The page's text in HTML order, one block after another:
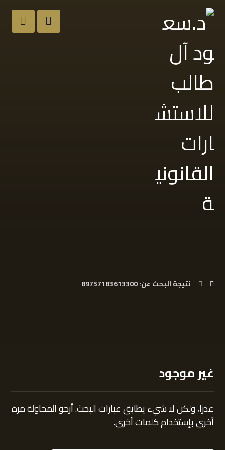
نتيجة البحث عن: 89757183613300
غير موجود
عذرا، ولكن لا شيء يطابق عبارات البحث. أرجو المحاولة مرة
أخرى بإستخدام كلمات أخرى.